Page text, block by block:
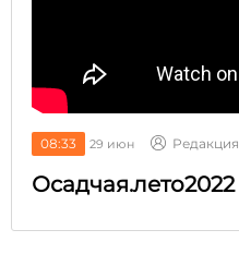
08:33 29 июн Редакция
Осадчая.лето2022